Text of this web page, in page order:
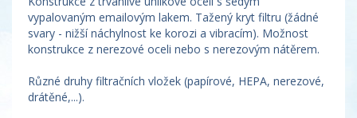
vypalovaným emailovým lakem. Tažený kryt filtru (žádné
svary - nižší náchylnost ke korozi a vibracím). Možnost
konstrukce z nerezové oceli nebo s nerezovým nátěrem.
Různé druhy filtračních vložek (papírové, HEPA, nerezové,
drátěné,...).